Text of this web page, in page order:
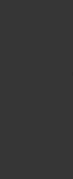
Wurden
Das